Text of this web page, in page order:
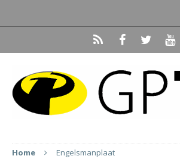
Home Engelsmanplaat